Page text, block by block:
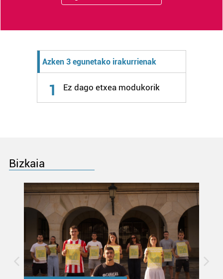
bazkideen zerrenda, beren ustez zein helburutarako
dezakezun ikusteko.
fitxategiak erabiltzen ditu. Zure esperientzia eta
zerbitzuak hobetzeko asmoz, cookie teknologiaz
baliatzen gara. Ohar hau onartuz gero, teknologia hori
erabiltzeko baimen esplizitua ematen diguzu.
Gehiago
irakurri
Azken 3 egunetako irakurrienak
1 Ez dago etxea modukorik
Bizkaia